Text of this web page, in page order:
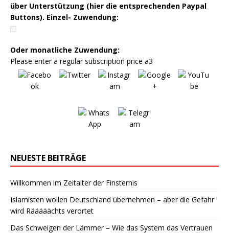
über Unterstützung (hier die entsprechenden Paypal
Buttons). Einzel- Zuwendung:
Oder monatliche Zuwendung:
Please enter a regular subscription price a3
NEUESTE BEITRÄGE
Willkommen im Zeitalter der Finsternis
Islamisten wollen Deutschland übernehmen – aber die Gefahr
wird Rääääächts verortet
Das Schweigen der Lämmer – Wie das System das Vertrauen